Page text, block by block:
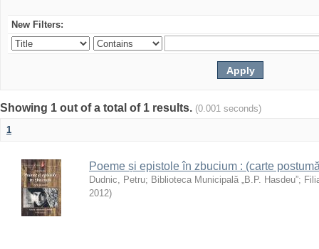
New Filters:
Showing 1 out of a total of 1 results. (0.001 seconds)
1
Poeme și epistole în zbucium : (carte
Dudnic, Petru; Biblioteca Municipală „B.P. Hasdeu”;
2012)